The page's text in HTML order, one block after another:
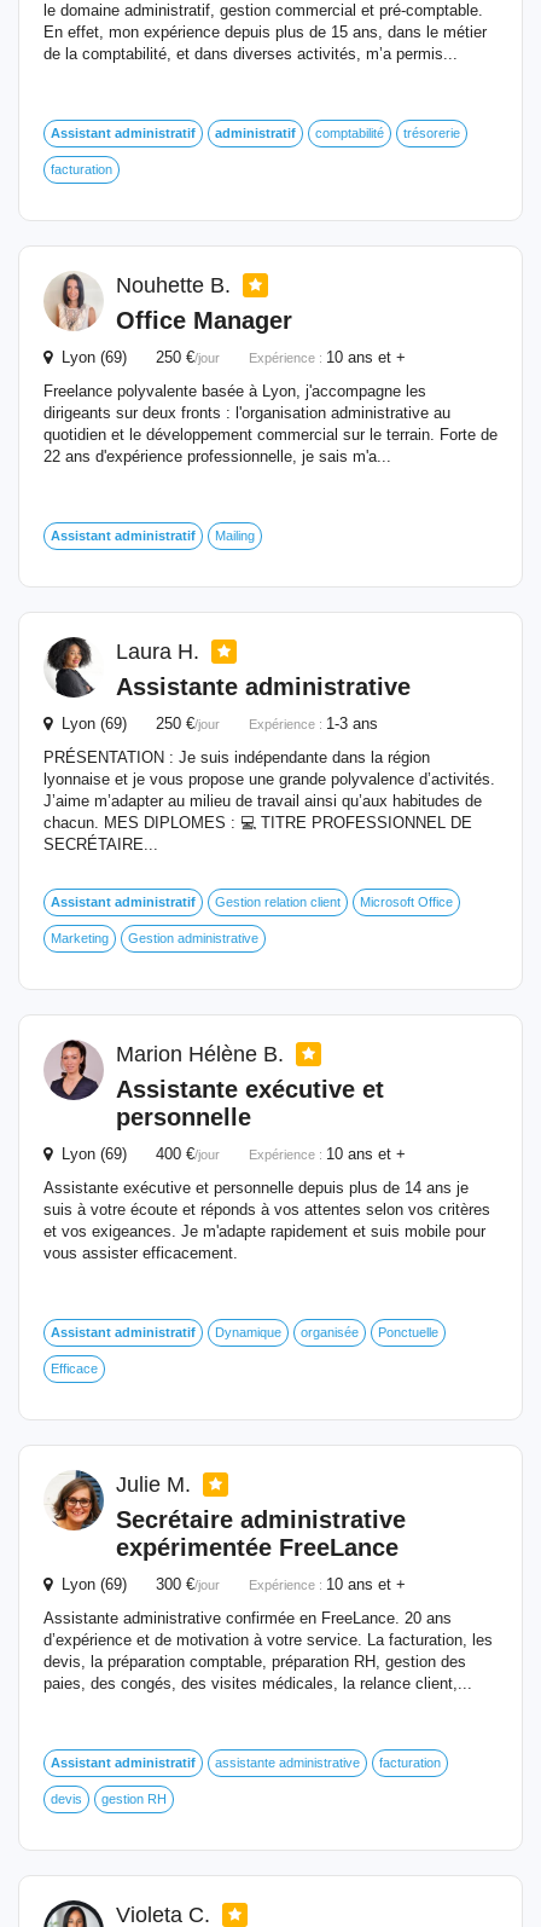
le domaine administratif, gestion commercial et pré-comptable.
En effet, mon expérience depuis plus de 15 ans, dans le métier
de la comptabilité, et dans diverses activités, m’a permis...
Assistant administratif administratif comptabilité trésorerie
facturation
Nouhette B.
Office Manager
Lyon (69) 250 €/jour Expérience : 10 ans et +
Freelance polyvalente basée à Lyon, j'accompagne les
dirigeants sur deux fronts : l'organisation administrative au
quotidien et le développement commercial sur le terrain. Forte de
22 ans d'expérience professionnelle, je sais m'a...
Assistant administratif Mailing
Laura H.
Assistante administrative
Lyon (69) 250 €/jour Expérience : 1-3 ans
PRÉSENTATION : Je suis indépendante dans la région
lyonnaise et je vous propose une grande polyvalence d’activités.
J’aime m’adapter au milieu de travail ainsi qu’aux habitudes de
chacun. MES DIPLOMES : 💻 TITRE PROFESSIONNEL DE
SECRÉTAIRE...
Assistant administratif Gestion relation client Microsoft Office
Marketing Gestion administrative
Marion Hélène B.
Assistante exécutive et
personnelle
Lyon (69) 400 €/jour Expérience : 10 ans et +
Assistante exécutive et personnelle depuis plus de 14 ans je
suis à votre écoute et réponds à vos attentes selon vos critères
et vos exigeances. Je m'adapte rapidement et suis mobile pour
vous assister efficacement.
Assistant administratif Dynamique organisée Ponctuelle
Efficace
Julie M.
Secrétaire administrative
expérimentée FreeLance
Lyon (69) 300 €/jour Expérience : 10 ans et +
Assistante administrative confirmée en FreeLance. 20 ans
d’expérience et de motivation à votre service. La facturation, les
devis, la préparation comptable, préparation RH, gestion des
paies, des congés, des visites médicales, la relance client,...
Assistant administratif assistante administrative facturation
devis gestion RH
Violeta C.